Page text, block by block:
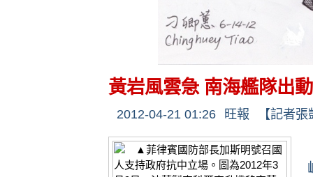
黃岩風雲急 南海艦隊出動
2012-04-21 01:26 旺報 【記者